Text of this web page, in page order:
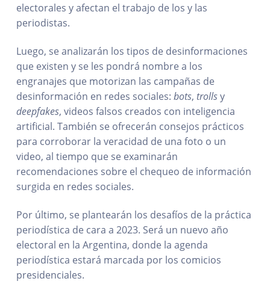
electorales y afectan el trabajo de los y las
periodistas.
Luego, se analizarán los tipos de desinformaciones
que existen y se les pondrá nombre a los
engranajes que motorizan las campañas de
desinformación en redes sociales: bots, trollsy
deepfakes, videos falsos creados con inteligencia
artificial. También se ofrecerán consejos prácticos
para corroborar la veracidad de una foto o un
video, al tiempo que se examinarán
recomendaciones sobre el chequeo de información
surgida en redes sociales.
Por último, se plantearán los desafíos de la práctica
periodística de cara a 2023. Será un nuevo año
electoral en la Argentina, donde la agenda
periodística estará marcada por los comicios
presidenciales.